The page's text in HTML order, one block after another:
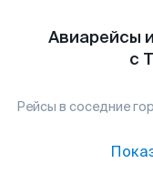
Авиарейсы
с
Рейсы в соседние